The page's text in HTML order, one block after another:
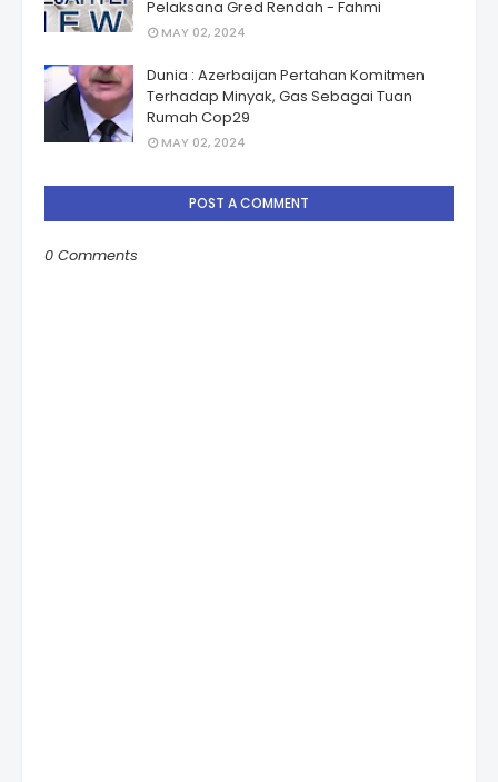
Pelaksana Gred Rendah - Fahmi
MAY 02, 2024
Dunia : Azerbaijan Pertahan Komitmen
Terhadap Minyak, Gas Sebagai Tuan
Rumah Cop29
MAY 02, 2024
POST A COMMENT
0 Comments